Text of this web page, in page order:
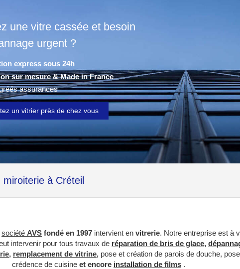
une vitre cassée et besoin
urgent ?
express sous 24h
sur mesure & Made in France
assurances
un vitrier près de chez vous
à Créteil
société AVS fondé en 1997 intervient en vitrerie. Notre entreprise est à
intervenir pour tous travaux de réparation de bris de glace,
, remplacement de vitrine, pose et création de parois de douche,
crédence de cuisine et encore installation de films .